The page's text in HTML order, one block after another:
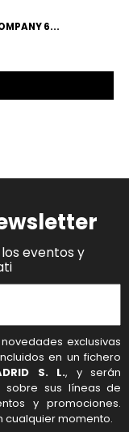
6...
eventos y
exclusivas
en un fichero
S. L., y serán
sobre sus líneas de
y promociones.
cualquier momento.